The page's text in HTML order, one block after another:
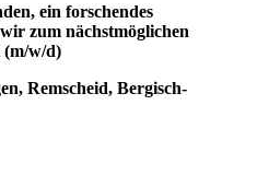
ein forschendes
zum nächstmöglichen
w/d)
Remscheid, Bergisch-